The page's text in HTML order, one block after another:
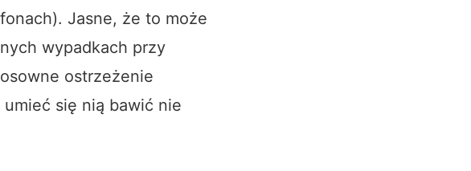
Jasne, że to może
wypadkach przy
ostrzeżenie
się nią bawić nie